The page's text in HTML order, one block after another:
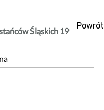
Powrót
Śląskich 19